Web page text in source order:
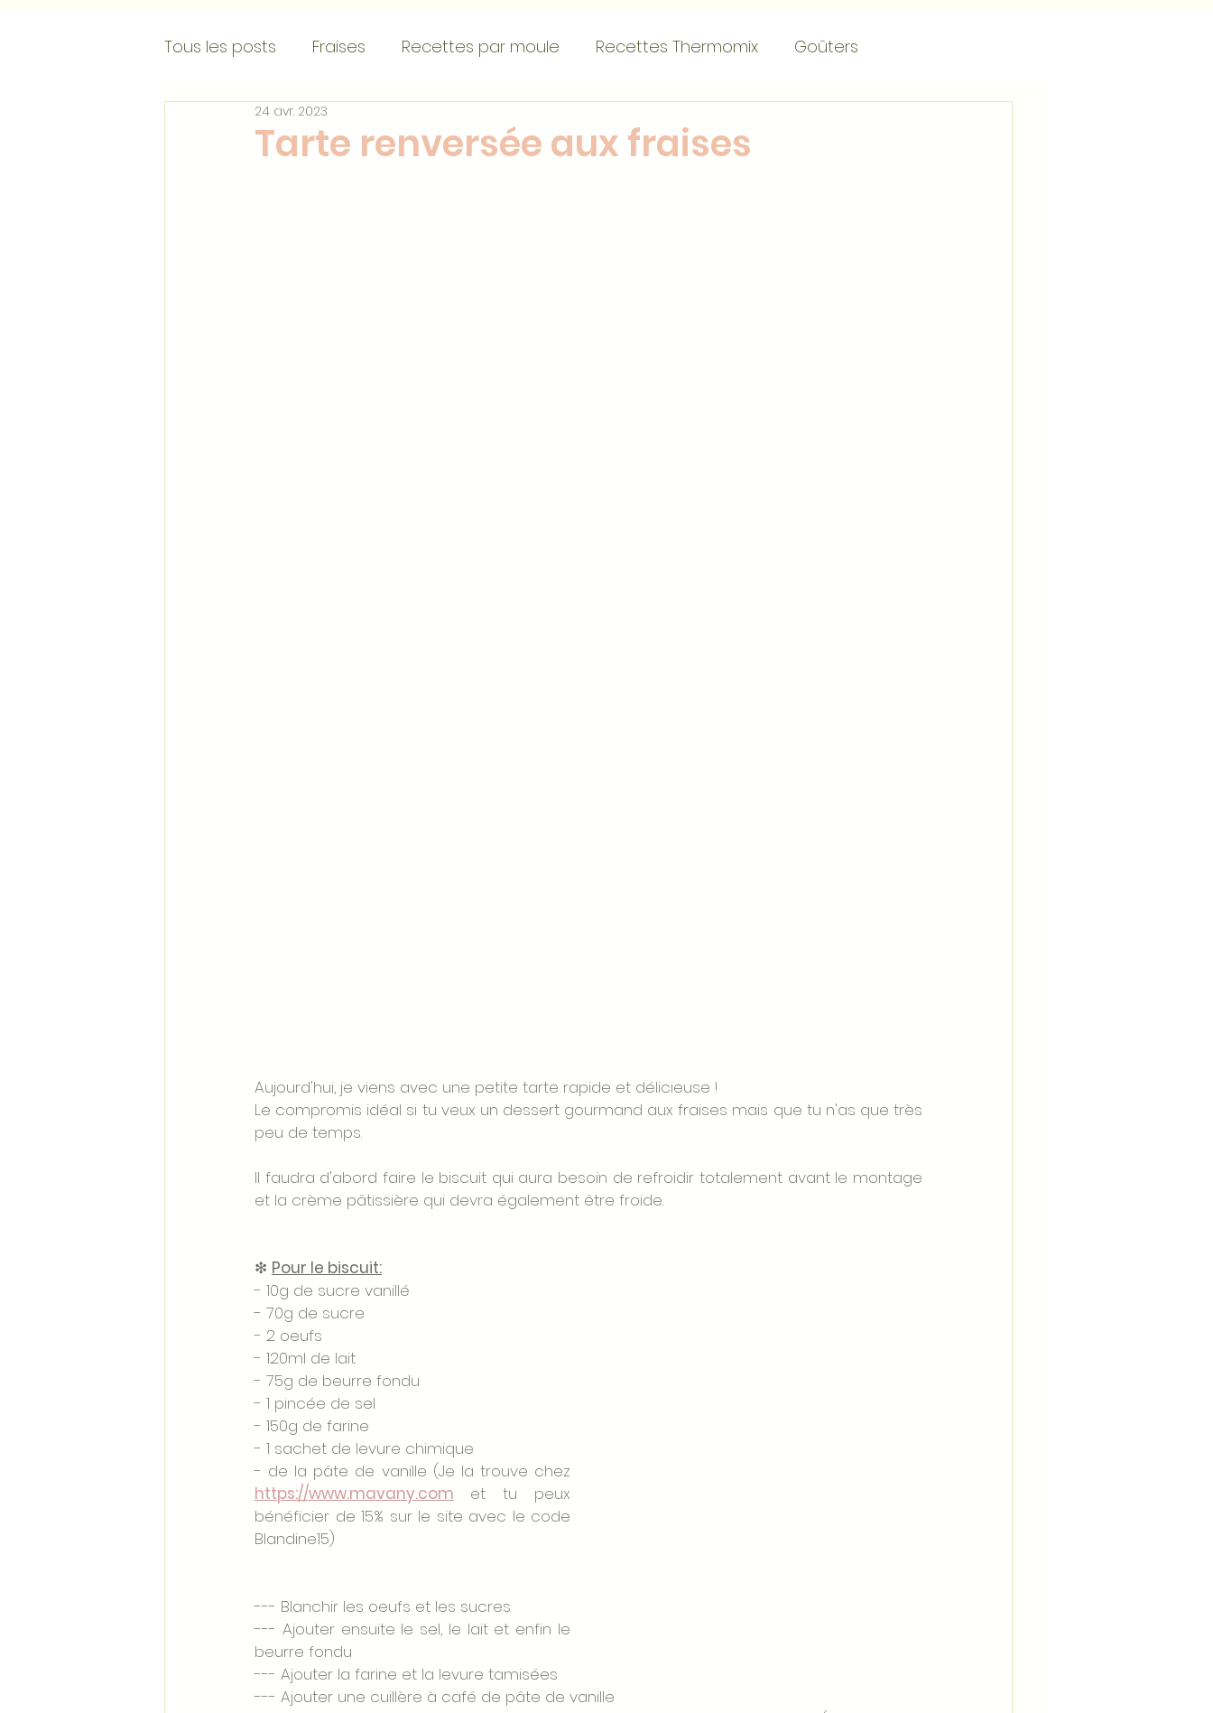
Tous les posts Fraises Recettes par moule Recettes Thermomix Goûters
Crèmes glacées
Tarte renversée aux fraises
24 avr. 2023
Aujourd'hui, je viens avec une petite tarte rapide et délicieuse !
Le compromis idéal si tu veux un dessert gourmand aux fraises mais que tu n'as que très
peu de temps.
Il faudra d'abord faire le biscuit qui aura besoin de refroidir totalement avant le montage
et la crème pâtissière qui devra également être froide.
❇ Pour le biscuit:
- 10g de sucre vanillé
- 70g de sucre
- 2 oeufs
- 120ml de lait
- 75g de beurre fondu
- 1 pincée de sel
- 150g de farine
- 1 sachet de levure chimique
- de la pâte de vanille (Je la trouve chez
https://www.mavany.com
et tu peux
bénéficier de 15% sur le site avec le code
Blandine15)
--- Blanchir les oeufs et les sucres
--- Ajouter ensuite le sel, le lait et enfin le
beurre fondu
--- Ajouter la farine et la levure tamisées
--- Ajouter une cuillère à café de pâte de vanille